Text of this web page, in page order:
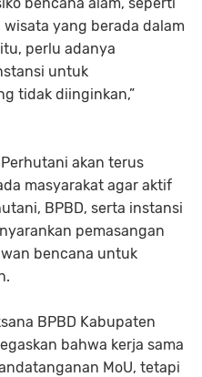
bencana alam, seperti
yang berada dalam
perlu adanya
untuk
tidak diinginkan,”
akan terus
masyarakat agar aktif
BPBD, serta instansi
pemasangan
bencana untuk
BPBD Kabupaten
bahwa kerja sama
MoU, tetapi